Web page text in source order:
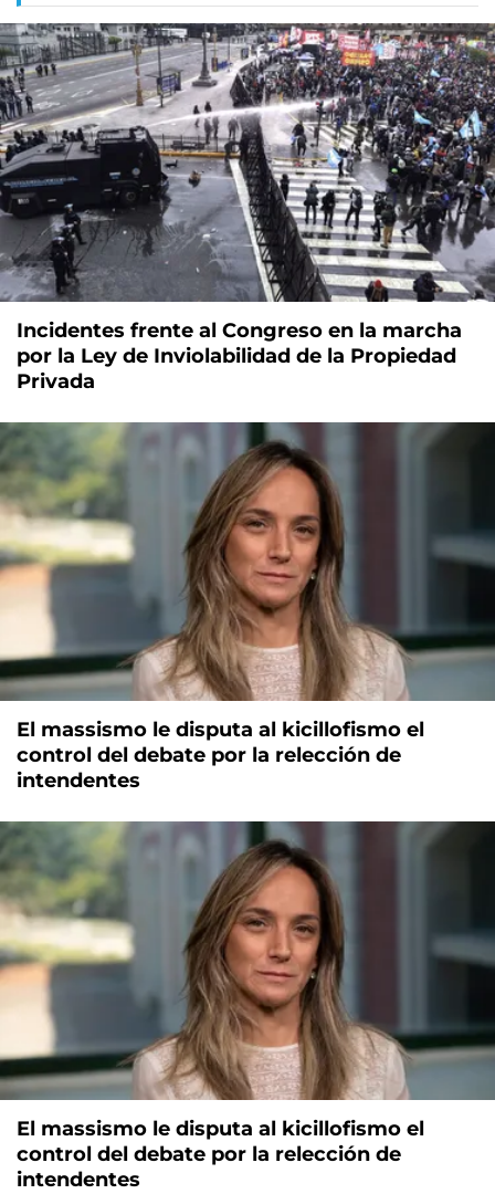
Incidentes frente al Congreso en la marcha
por la Ley de Inviolabilidad de la Propiedad
Privada
El massismo le disputa al kicillofismo el
control del debate por la relección de
intendentes
El massismo le disputa al kicillofismo el
control del debate por la relección de
intendentes